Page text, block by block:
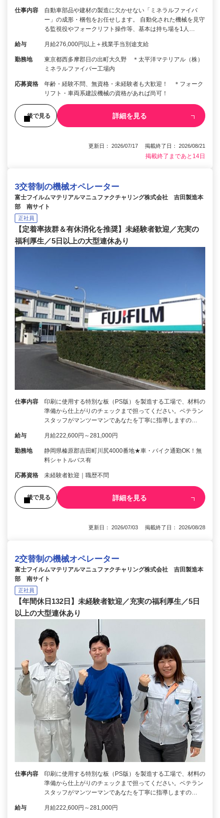
仕事内容
自動車部品や建材の製造に欠かせない「ミネラルファイバ
ー」の成形・梱包をお任せします。 自動化された機械を見守
る監視役やフォークリフト操作等、基本は持ち場を1人…
給与 月給276,000円以上＋残業手当別途支給
勤務地
東京都西多摩郡日の出町大久野 ＊太平洋マテリアル（株）
ミネラルファイバー工場内
応募資格
年齢・経験不問、無資格・未経験者も大歓迎！ ＊フォーク
リフト・車両系建設機械の資格があれば尚可！
後で見る 詳細を見る
更新日： 2026/07/17 掲載終了日： 2026/08/21
掲載終了まであと14日
3交替制の機械オペレーター
富士フイルムマテリアルマニュファクチャリング株式会社 吉田製造本
部 南サイト
正社員
【定着率抜群＆有休消化を推奨】未経験者歓迎／充実の
福利厚生／5日以上の大型連休あり
仕事内容
印刷に使用する特別な板（PS版）を製造する工場で、材料の
準備から仕上がりのチェックまで担ってください。ベテラン
スタッフがマンツーマンであなたを丁寧に指導しますの…
給与 月給222,600円～281,000円
勤務地
静岡県榛原郡吉田町川尻4000番地★車・バイク通勤OK！無
料シャトルバス有
応募資格 未経験者歓迎｜職歴不問
後で見る 詳細を見る
更新日： 2026/07/03 掲載終了日： 2026/08/28
2交替制の機械オペレーター
富士フイルムマテリアルマニュファクチャリング株式会社 吉田製造本
部 南サイト
正社員
【年間休日132日】未経験者歓迎／充実の福利厚生／5日
以上の大型連休あり
仕事内容
印刷に使用する特別な板（PS版）を製造する工場で、材料の
準備から仕上がりのチェックまで担ってください。ベテラン
スタッフがマンツーマンであなたを丁寧に指導しますの…
給与 月給222,600円～281,000円